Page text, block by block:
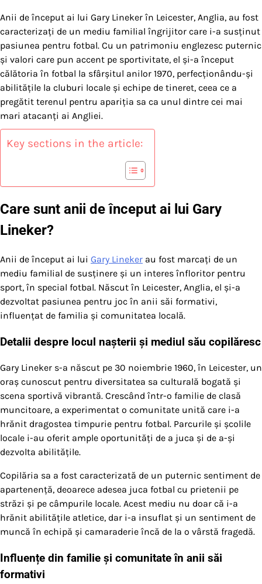
Anii de început ai lui Gary Lineker în Leicester, Anglia, au fost
caracterizați de un mediu familial îngrijitor care i-a susținut
pasiunea pentru fotbal. Cu un patrimoniu englezesc puternic
și valori care pun accent pe sportivitate, el și-a început
călătoria în fotbal la sfârșitul anilor 1970, perfecționându-și
abilitățile la cluburi locale și echipe de tineret, ceea ce a
pregătit terenul pentru apariția sa ca unul dintre cei mai
mari atacanți ai Angliei.
Key sections in the article:
Care sunt anii de început ai lui Gary
Lineker?
Anii de început ai lui Gary Lineker au fost marcați de un
mediu familial de susținere și un interes înfloritor pentru
sport, în special fotbal. Născut în Leicester, Anglia, el și-a
dezvoltat pasiunea pentru joc în anii săi formativi,
influențat de familia și comunitatea locală.
Detalii despre locul nașterii și mediul său copilăresc
Gary Lineker s-a născut pe 30 noiembrie 1960, în Leicester, un
oraș cunoscut pentru diversitatea sa culturală bogată și
scena sportivă vibrantă. Crescând într-o familie de clasă
muncitoare, a experimentat o comunitate unită care i-a
hrănit dragostea timpurie pentru fotbal. Parcurile și școlile
locale i-au oferit ample oportunități de a juca și de a-și
dezvolta abilitățile.
Copilăria sa a fost caracterizată de un puternic sentiment de
apartenență, deoarece adesea juca fotbal cu prietenii pe
străzi și pe câmpurile locale. Acest mediu nu doar că i-a
hrănit abilitățile atletice, dar i-a insuflat și un sentiment de
muncă în echipă și camaraderie încă de la o vârstă fragedă.
Influențe din familie și comunitate în anii săi
formativi